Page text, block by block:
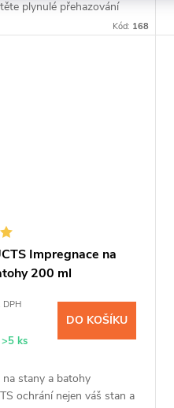
plynulé přehazování
Bicycle.Kód: 168
Impregnace na
200 ml
DPH
>5 ks
DO KOŠÍKU
na stany a batohy
ochrání nejen váš stan a